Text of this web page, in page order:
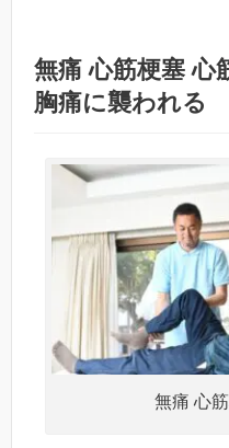
無痛 心筋梗塞 心
胸痛に襲われる
無痛 心